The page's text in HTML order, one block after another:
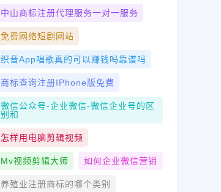
中山商标注册代理服务一对一服务
免费网络短剧网站
织音app唱歌真的可以赚钱吗靠谱吗
商标查询注册iPhone版免费
微信公众号-企业微信-微信企业号的区
别和
怎样用电脑剪辑视频
Mv视频剪辑大师 如何企业微信营销
养殖业注册商标的哪个类别